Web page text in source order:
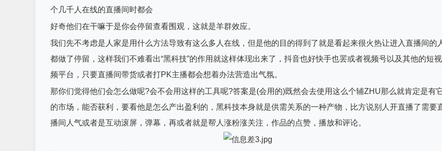
个几千人在线的直播间时都会
好奇他们在干嘛于是你会停留查看围观，这就是羊群效应。
我们先不考虑是人家是用什么方法导致有这么多人在线，但是他的目的得到了就是看起来很火热让进入直播间的
都做了停留，这样我们不难看出“黑科技”的作用就这样体现出来了，抖音也好快手也罢或者视频号以及其他的短视
频平台，只要直播间带货或者打PK主播都会想着办法营造出气氛。
那你们觉得他们会怎么做呢?会不会用这样的工具呢?答案是(会用的)既然会去使用这么个辅ZHU那么就肯定是有
的市场，能否获利，要看他是怎么产出盈利的，黑科技本身就是供需关系的一种产物，比方说别人开直播了需要
播间人气或者是互动滚屏，弹幕，再或者就是帮人涨粉涨关注，作品的点赞，播放和评论。